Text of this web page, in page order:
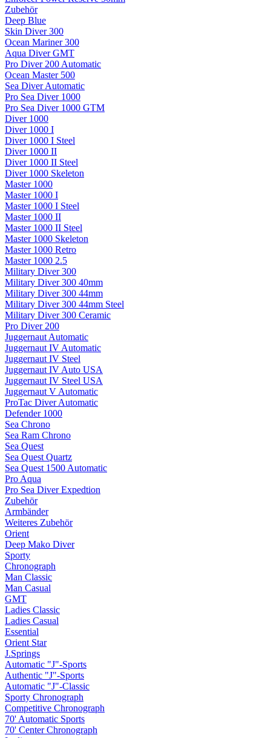
Zubehör
Deep Blue
Skin Diver 300
Ocean Mariner 300
Aqua Diver GMT
Pro Diver 200 Automatic
Ocean Master 500
Sea Diver Automatic
Pro Sea Diver 1000
Pro Sea Diver 1000 GTM
Diver 1000
Diver 1000 I
Diver 1000 I Steel
Diver 1000 II
Diver 1000 II Steel
Diver 1000 Skeleton
Master 1000
Master 1000 I
Master 1000 I Steel
Master 1000 II
Master 1000 II Steel
Master 1000 Skeleton
Master 1000 Retro
Master 1000 2.5
Military Diver 300
Military Diver 300 40mm
Military Diver 300 44mm
Military Diver 300 44mm Steel
Military Diver 300 Ceramic
Pro Diver 200
Juggernaut Automatic
Juggernaut IV Automatic
Juggernaut IV Steel
Juggernaut IV Auto USA
Juggernaut IV Steel USA
Juggernaut V Automatic
ProTac Diver Automatic
Defender 1000
Sea Chrono
Sea Ram Chrono
Sea Quest
Sea Quest Quartz
Sea Quest 1500 Automatic
Pro Aqua
Pro Sea Diver Expedtion
Zubehör
Armbänder
Weiteres Zubehör
Orient
Deep Mako Diver
Sporty
Chronograph
Man Classic
Man Casual
GMT
Ladies Classic
Ladies Casual
Essential
Orient Star
J.Springs
Automatic "J"-Sports
Authentic "J"-Sports
Automatic "J"-Classic
Sporty Chronograph
Competitive Chronograph
70' Automatic Sports
70' Center Chronograph